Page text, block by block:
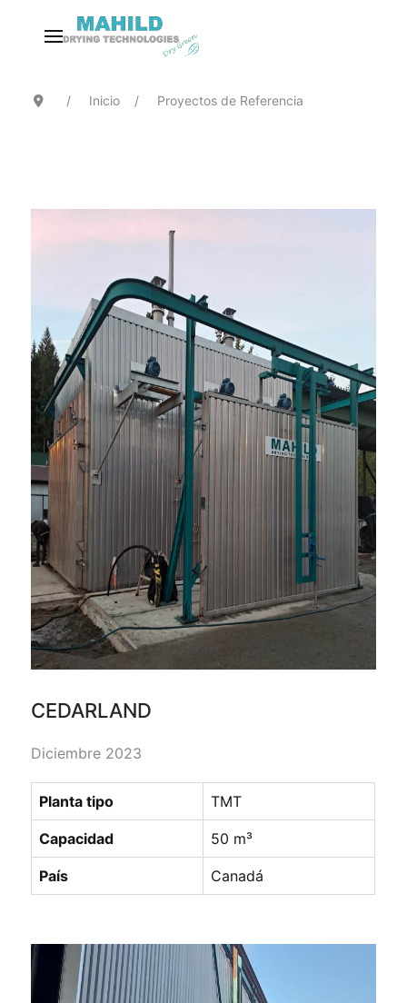
Inicio Proyectos de Referencia
CEDARLAND
Diciembre 2023
Planta tipo TMT
Capacidad 50 m³
País Canadá